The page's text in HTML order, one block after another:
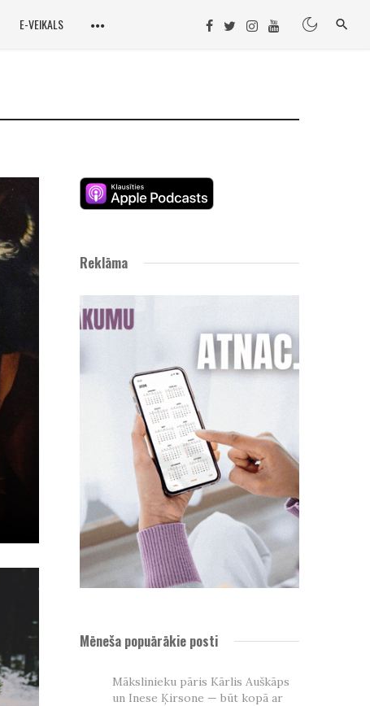
E-VEIKALS
Reklāma
Mēneša popuārākie posti
Mākslinieku pāris Kārlis Auškāps
un Inese Ķirsone — būt kopā ar